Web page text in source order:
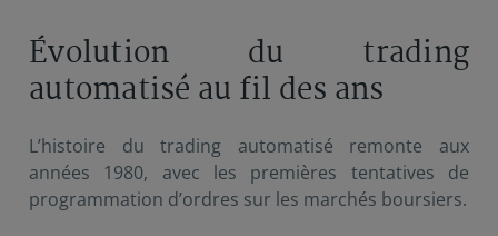
Évolution du trading
automatisé au fil des ans
L’histoire du trading automatisé remonte aux
années 1980, avec les premières tentatives de
programmation d’ordres sur les marchés boursiers.